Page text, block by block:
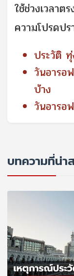
ใช้ช่วงเวลาต
ความโปรดป
ประวัติ
วันอารอ
บ้าง
วันอารอ
บทความที่น่า